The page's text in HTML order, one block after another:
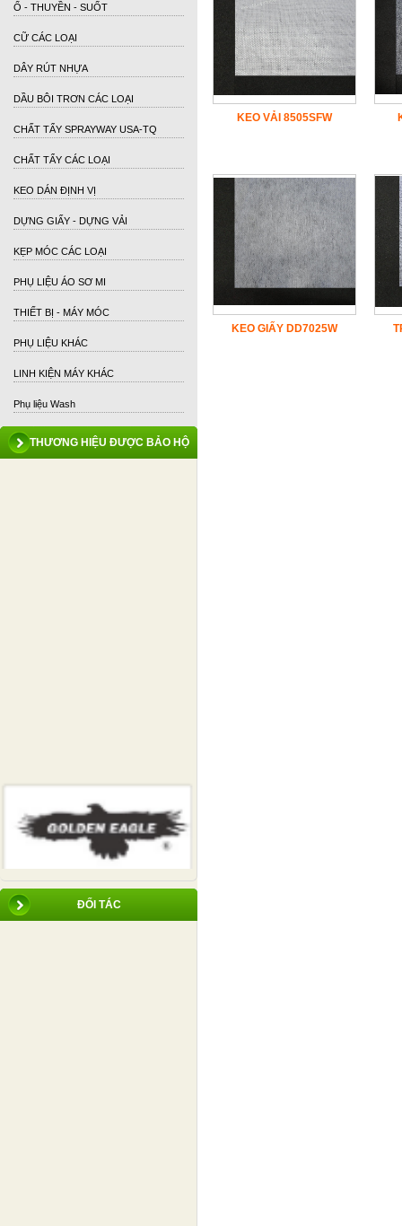
Ổ - THUYỀN - SUỐT
CỮ CÁC LOẠI
DÂY RÚT NHỰA
DẦU BÔI TRƠN CÁC LOẠI
CHẤT TẨY SPRAYWAY USA-TQ
CHẤT TẨY CÁC LOẠI
KEO DÁN ĐỊNH VỊ
DỰNG GIẤY - DỰNG VẢI
KẸP MÓC CÁC LOẠI
PHỤ LIỆU ÁO SƠ MI
THIẾT BỊ - MÁY MÓC
PHỤ LIỆU KHÁC
LINH KIỆN MÁY KHÁC
Phụ liệu Wash
KEO VẢI 8505SFW
KEO GIẤY DD7025W
THƯƠNG HIỆU ĐƯỢC BẢO HỘ
ĐỐI TÁC